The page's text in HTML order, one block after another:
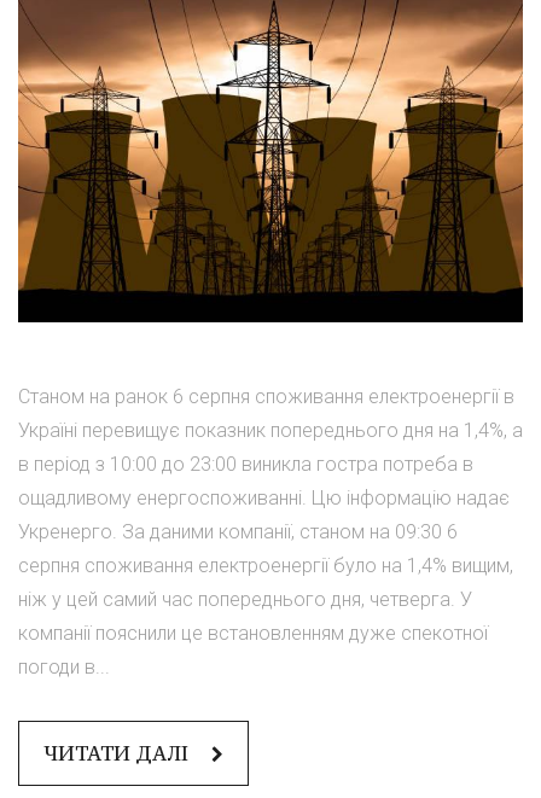
Станом на ранок 6 серпня споживання електроенергії в
Україні перевищує показник попереднього дня на 1,4%, а
в період з 10:00 до 23:00 виникла гостра потреба в
ощадливому енергоспоживанні. Цю інформацію надає
Укренерго. За даними компанії, станом на 09:30 6
серпня споживання електроенергії було на 1,4% вищим,
ніж у цей самий час попереднього дня, четверга. У
компанії пояснили це встановленням дуже спекотної
погоди в...
ЧИТАТИ ДАЛІ